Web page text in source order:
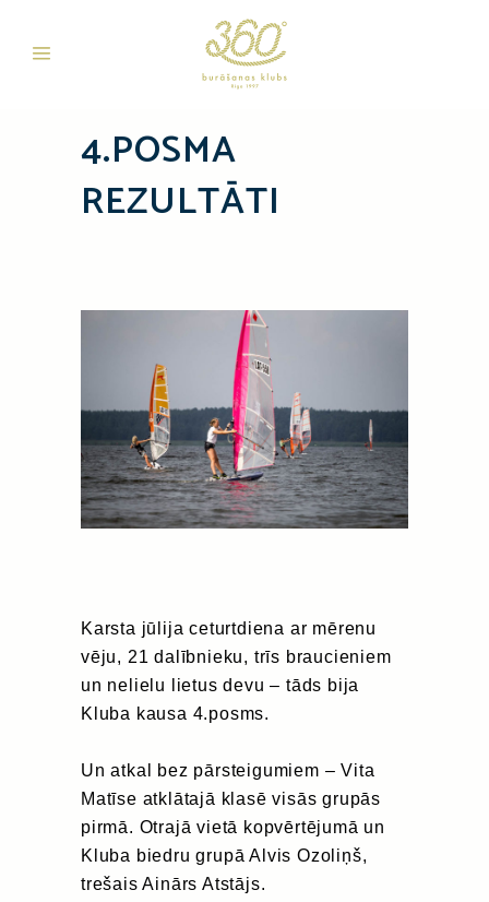
4.POSMA
REZULTĀTI
Karsta jūlija ceturtdiena ar mērenu
vēju, 21 dalībnieku, trīs braucieniem
un nelielu lietus devu – tāds bija
Kluba kausa 4.posms.
Un atkal bez pārsteigumiem – Vita
Matīse atklātajā klasē visās grupās
pirmā. Otrajā vietā kopvērtējumā un
Kluba biedru grupā Alvis Ozoliņš,
trešais Ainārs Atstājs.